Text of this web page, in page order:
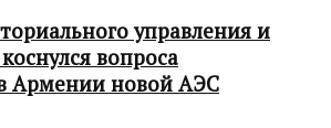
управления и
вопроса
Армении новой АЭС